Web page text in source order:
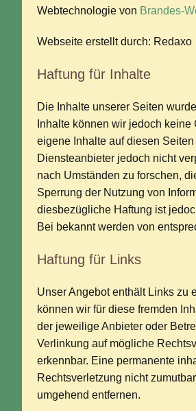
Webtechnologie von Brandes-
Webseite erstellt durch: Redaxo
Haftung für Inhalte
Die Inhalte unserer Seiten
Inhalte können wir jedoch
eigene Inhalte auf diesen
Diensteanbieter jedoch nicht
nach Umständen zu forschen,
Sperrung der Nutzung von
diesbezügliche Haftung ist
Bei bekannt werden von
Haftung für Links
Unser Angebot enthält Links zu
können wir für diese fremden
der jeweilige Anbieter oder
Verlinkung auf mögliche
erkennbar. Eine permanente
Rechtsverletzung nicht
umgehend entfernen.